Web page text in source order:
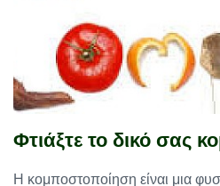
Φτιάξτε το δικό σας
Η κομποστοποίηση είναι μια